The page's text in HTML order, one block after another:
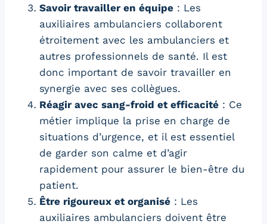
Savoir travailler en équipe : Les
auxiliaires ambulanciers collaborent
étroitement avec les ambulanciers et
autres professionnels de santé. Il est
donc important de savoir travailler en
synergie avec ses collègues.
Réagir avec sang-froid et efficacité : Ce
métier implique la prise en charge de
situations d’urgence, et il est essentiel
de garder son calme et d’agir
rapidement pour assurer le bien-être du
patient.
Être rigoureux et organisé : Les
auxiliaires ambulanciers doivent être